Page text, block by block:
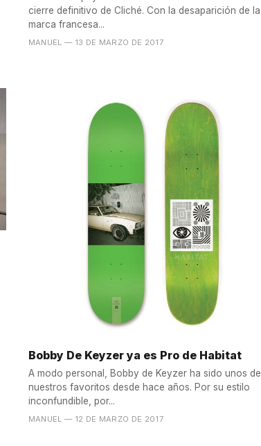
cierre definitivo de Cliché. Con la desaparición de la
marca francesa...
MANUEL — 13 DE MARZO DE 2017
Bobby De Keyzer ya es Pro de Habitat
A modo personal, Bobby de Keyzer ha sido unos de
nuestros favoritos desde hace años. Por su estilo
inconfundible, por...
MANUEL — 12 DE MARZO DE 2017